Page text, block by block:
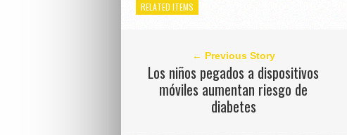
RELATED ITEMS
← Previous Story
Los niños pegados a dispositivos
móviles aumentan riesgo de
diabetes